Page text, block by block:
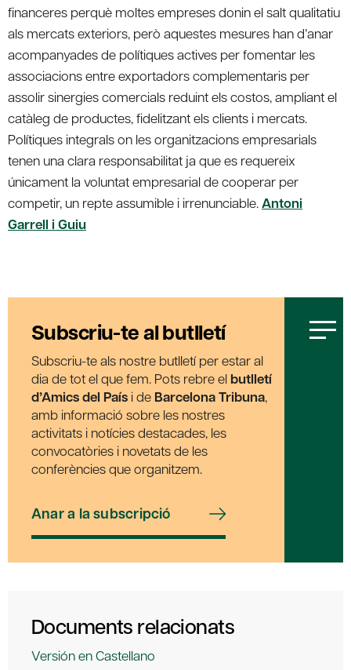
financeres perquè moltes empreses donin el salt qualitatiu
als mercats exteriors, però aquestes mesures han d’anar
acompanyades de polítiques actives per fomentar les
associacions entre exportadors complementaris per
assolir sinergies comercials reduint els costos, ampliant el
catàleg de productes, fidelitzant els clients i mercats.
Polítiques integrals on les organitzacions empresarials
tenen una clara responsabilitat ja que es requereix
únicament la voluntat empresarial de cooperar per
competir, un repte assumible i irrenunciable.Antoni
Garrell i Guiu
Subscriu-te al butlletí
Subscriu-te als nostre butlletí per estar al
dia de tot el que fem. Pots rebre el butlletí
d’Amics del País i de Barcelona Tribuna,
amb informació sobre les nostres
activitats i notícies destacades, les
convocatòries i novetats de les
conferències que organitzem.
Anar a la subscripció
Documents relacionats
Versión en Castellano